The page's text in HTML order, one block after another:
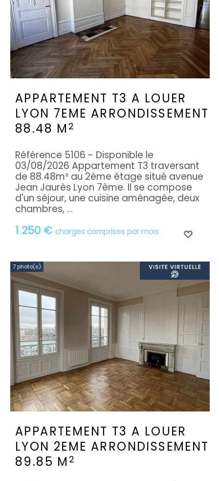
APPARTEMENT T3 A LOUER
LYON 7EME ARRONDISSEMENT
88.48 M 2
1 250 € charges comprises par mois
Référence 5106 - Disponible le
03/08/2026 Appartement T3 traversant
de 88.48m² au 2ème étage situé avenue
Jean Jaurès Lyon 7ème. Il se compose
d'un séjour, une cuisine aménagée, deux
chambres, ...
7 photo(s)
APPARTEMENT T3 A LOUER
LYON 2EME ARRONDISSEMENT
89.85 M 2